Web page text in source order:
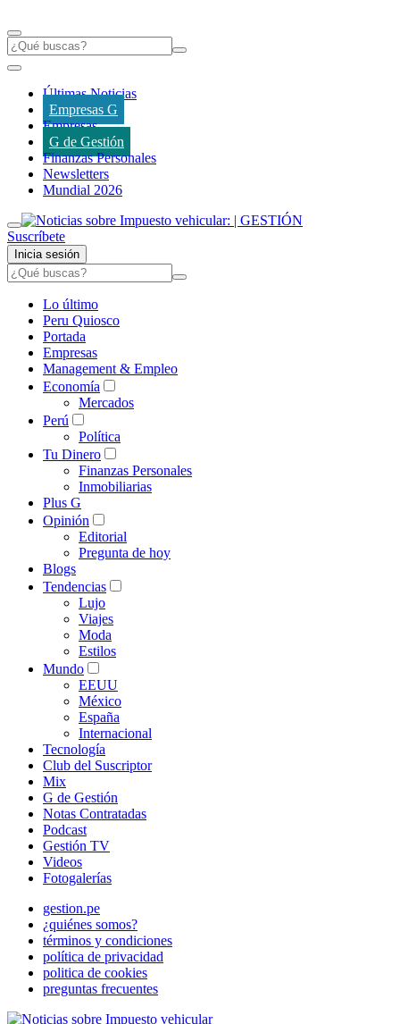
Últimas Noticias
Empresas G
Empresas
G de Gestión
Finanzas Personales
Newsletters
Mundial 2026
Suscríbete
Inicia sesión
Lo último
Peru Quiosco
Portada
Empresas
Management & Empleo
Economía
Mercados
Perú
Política
Tu Dinero
Finanzas Personales
Inmobiliarias
Plus G
Opinión
Editorial
Pregunta de hoy
Blogs
Tendencias
Lujo
Viajes
Moda
Estilos
Mundo
EEUU
México
España
Internacional
Tecnología
Club del Suscriptor
Mix
G de Gestión
Notas Contratadas
Podcast
Gestión TV
Videos
Fotogalerías
gestion.pe
¿quiénes somos?
términos y condiciones
política de privacidad
politica de cookies
preguntas frecuentes